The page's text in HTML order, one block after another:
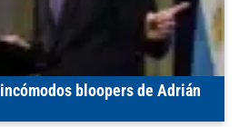
bloopers de Adrián